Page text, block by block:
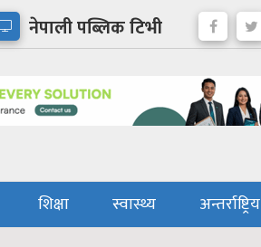
नेपाली पब्लिक टिभी
शिक्षा स्वास्थ्य
अन्तर्राष्ट्रिय